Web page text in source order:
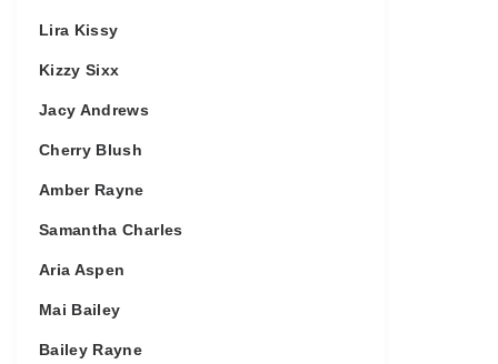
Lira Kissy
Kizzy Sixx
Jacy Andrews
Cherry Blush
Amber Rayne
Samantha Charles
Aria Aspen
Mai Bailey
Bailey Rayne